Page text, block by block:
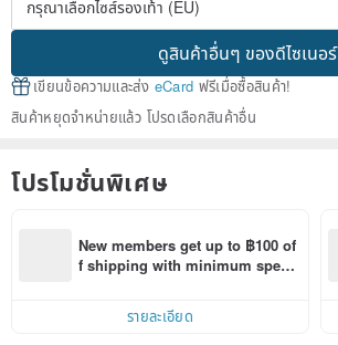
ดูสินค้าอื่นๆ ของดีไซเนอร์
เขียนข้อความและส่ง eCard ฟรีเมื่อซื้อสินค้า!
สินค้าหยุดจำหน่ายแล้ว โปรดเลือกสินค้าอื่น
โปรโมชั่นพิเศษ
New members get up to ฿100 of
f shipping with minimum spen
within 7 days!
รายละเอียด